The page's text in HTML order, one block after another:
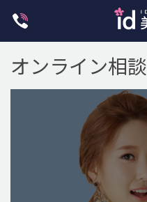
オンライン相談